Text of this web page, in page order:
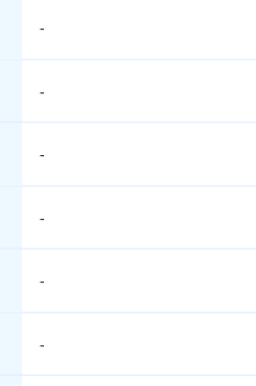
-
-
-
-
-
-